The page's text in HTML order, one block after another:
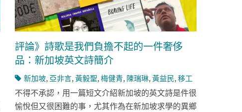
評論》詩歌是我們負擔不起的一件奢侈
品：新加坡英文詩簡介
新加坡, 亞非言,黃毅聖,梅健青, 陳瑞琳,黃益民,移工
不得不承認，用一篇短文介紹新加坡的英文詩是件很
愉悅但又很困難的事，尤其作為在新加坡求學的異鄉